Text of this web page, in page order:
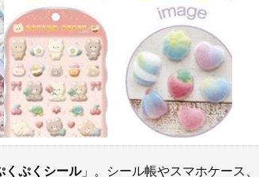
くぷくシール」。シール帳やスマホケース、